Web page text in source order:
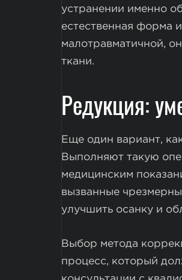
устранении именно
естественная форма
малотравматичной,
ткани.
Редукция:
Еще один вариант,
Выполняют такую
медицинским
вызванные
улучшить осанку и
Выбор метода
процесс, который